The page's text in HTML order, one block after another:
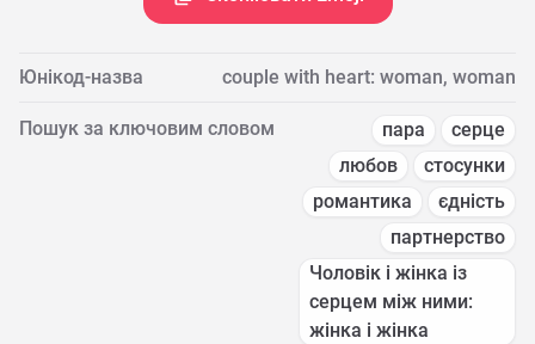
Юнікод-назва couple with heart: woman, woman
Пошук за ключовим словом пара
серце
любов
стосунки
романтика
єдність
партнерство
Чоловік і жінка із
серцем між ними:
жінка і жінка